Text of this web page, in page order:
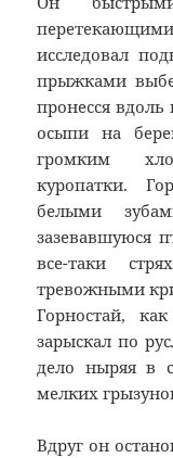
исследовал
прыжками
пронесся
осыпи на
громким
куропатки.
белыми
зазевавшуюся
все-таки
тревожными
Горностай,
зарыскал по
дело ныряя в
мелких
Вдруг он